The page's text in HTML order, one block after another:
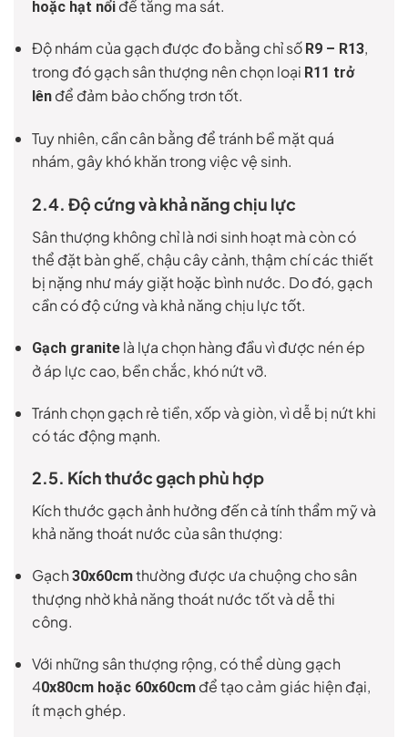
hoặc hạt nổi để tăng ma sát.
Độ nhám của gạch được đo bằng chỉ số R9 – R13,
trong đó gạch sân thượng nên chọn loại R11 trở
lên để đảm bảo chống trơn tốt.
Tuy nhiên, cần cân bằng để tránh bề mặt quá
nhám, gây khó khăn trong việc vệ sinh.
2.4. Độ cứng và khả năng chịu lực
Sân thượng không chỉ là nơi sinh hoạt mà còn có
thể đặt bàn ghế, chậu cây cảnh, thậm chí các thiết
bị nặng như máy giặt hoặc bình nước. Do đó, gạch
cần có độ cứng và khả năng chịu lực tốt.
Gạch granite là lựa chọn hàng đầu vì được nén ép
ở áp lực cao, bền chắc, khó nứt vỡ.
Tránh chọn gạch rẻ tiền, xốp và giòn, vì dễ bị nứt khi
có tác động mạnh.
2.5. Kích thước gạch phù hợp
Kích thước gạch ảnh hưởng đến cả tính thẩm mỹ và
khả năng thoát nước của sân thượng:
Gạch 30x60cmthường được ưa chuộng cho sân
thượng nhờ khả năng thoát nước tốt và dễ thi
công.
Với những sân thượng rộng, có thể dùng gạch
40x80cm hoặc 60x60cm để tạo cảm giác hiện đại,
ít mạch ghép.